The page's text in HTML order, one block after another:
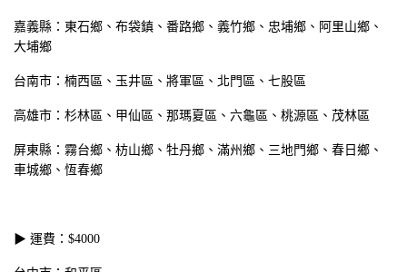
嘉義縣：東石鄉、布袋鎮、番路鄉、義竹鄉、忠埔鄉、阿里山鄉、
大埔鄉
台南市：楠西區、玉井區、將軍區、北門區、七股區
高雄市：杉林區、甲仙區、那瑪夏區、六龜區、桃源區、茂林區
屏東縣：霧台鄉、枋山鄉、牡丹鄉、滿州鄉、三地門鄉、春日鄉、
車城鄉、恆春鄉
▶ 運費：$4000